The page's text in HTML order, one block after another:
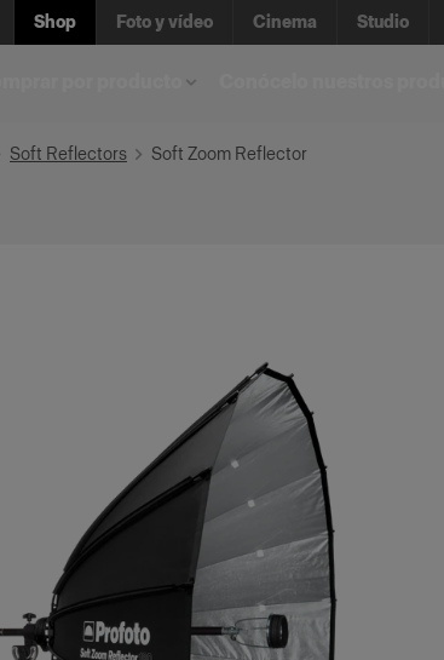
Shop Foto y vídeo Cinema Studio
Soft Reflectors Soft Zoom Reflector